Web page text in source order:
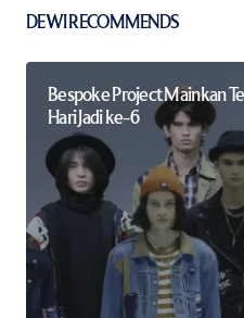
DEWI RECOMMENDS
Bespoke Project Mainkan
Hari Jadi ke-6